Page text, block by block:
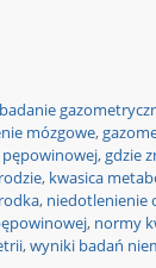
badanie
mózgowe,
,gdzie
, kwasica
, niedotlenienie
, normy
,wyniki badań